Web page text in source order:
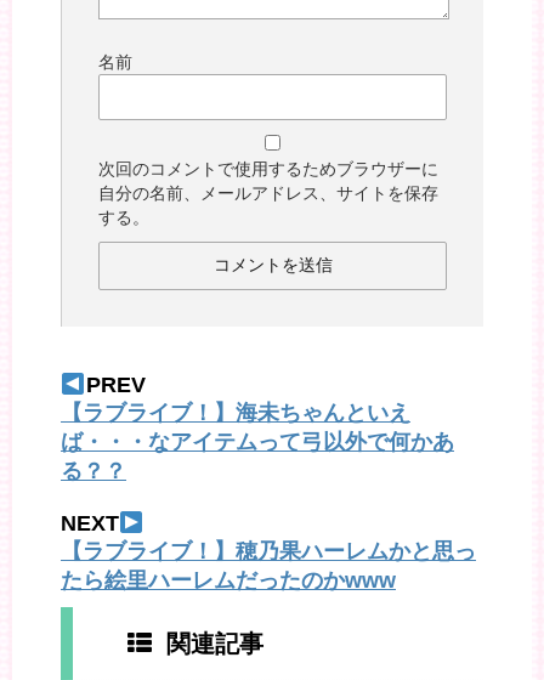
名前
次回のコメントで使用するためブラウザーに
自分の名前、メールアドレス、サイトを保存
する。
PREV
【ラブライブ！】海未ちゃんといえ
ば・・・なアイテムって弓以外で何かあ
る？？
NEXT
【ラブライブ！】穂乃果ハーレムかと思っ
たら絵里ハーレムだったのかwww
関連記事